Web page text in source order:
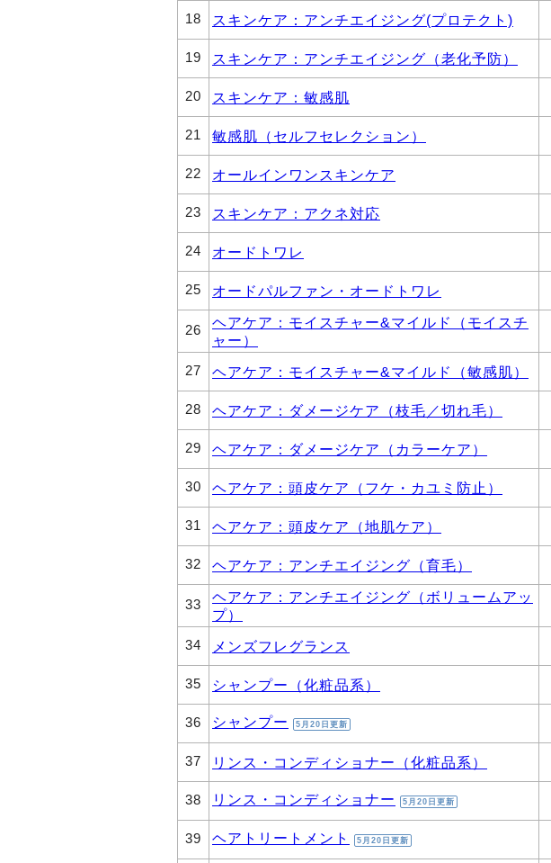
18 スキンケア：アンチエイジング(プロテクト)
19 スキンケア：アンチエイジング（老化予防）
20 スキンケア：敏感肌
21 敏感肌（セルフセレクション）
22 オールインワンスキンケア
23 スキンケア：アクネ対応
24 オードトワレ
25 オードパルファン・オードトワレ
26
ヘアケア：モイスチャー&マイルド（モイスチ
ャー）
27 ヘアケア：モイスチャー&マイルド（敏感肌）
28 ヘアケア：ダメージケア（枝毛／切れ毛）
29 ヘアケア：ダメージケア（カラーケア）
30 ヘアケア：頭皮ケア（フケ・カユミ防止）
31 ヘアケア：頭皮ケア（地肌ケア）
32 ヘアケア：アンチエイジング（育毛）
33
ヘアケア：アンチエイジング（ボリュームアッ
プ）
34 メンズフレグランス
35 シャンプー（化粧品系）
36 シャンプー 5月20日更新
37 リンス・コンディショナー（化粧品系）
38 リンス・コンディショナー 5月20日更新
39 ヘアトリートメント 5月20日更新